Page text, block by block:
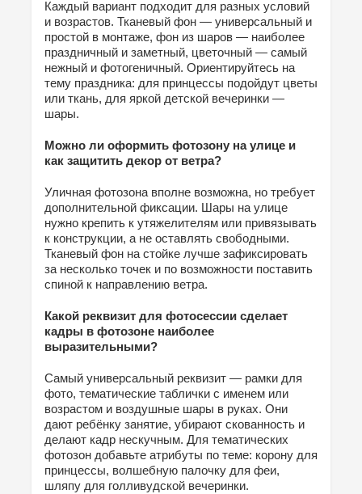
Каждый вариант подходит для разных условий
и возрастов. Тканевый фон — универсальный и
простой в монтаже, фон из шаров — наиболее
праздничный и заметный, цветочный — самый
нежный и фотогеничный. Ориентируйтесь на
тему праздника: для принцессы подойдут цветы
или ткань, для яркой детской вечеринки —
шары.
Можно ли оформить фотозону на улице и
как защитить декор от ветра?
Уличная фотозона вполне возможна, но требует
дополнительной фиксации. Шары на улице
нужно крепить к утяжелителям или привязывать
к конструкции, а не оставлять свободными.
Тканевый фон на стойке лучше зафиксировать
за несколько точек и по возможности поставить
спиной к направлению ветра.
Какой реквизит для фотосессии сделает
кадры в фотозоне наиболее
выразительными?
Самый универсальный реквизит — рамки для
фото, тематические таблички с именем или
возрастом и воздушные шары в руках. Они
дают ребёнку занятие, убирают скованность и
делают кадр нескучным. Для тематических
фотозон добавьте атрибуты по теме: корону для
принцессы, волшебную палочку для феи,
шляпу для голливудской вечеринки.